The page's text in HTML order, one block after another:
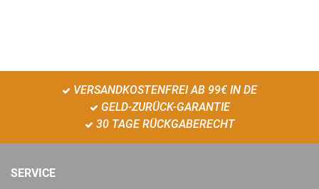
VERSANDKOSTENFREI AB 99€ IN DE
GELD-ZURÜCK-GARANTIE
30 TAGE RÜCKGABERECHT
SERVICE